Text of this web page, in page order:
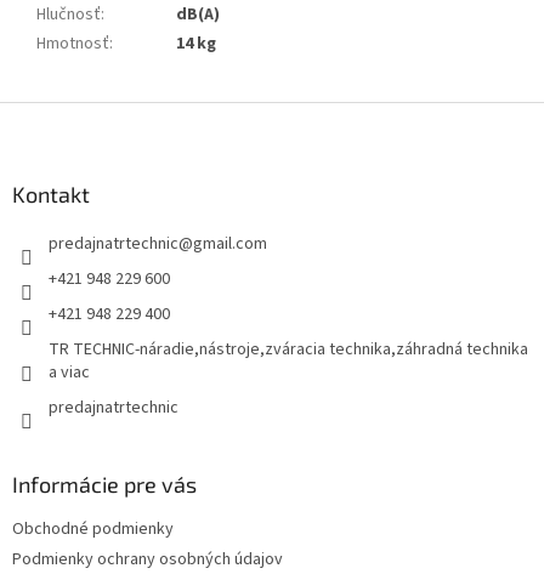
Hlučnosť:
dB(A)
Hmotnosť: 14 kg
Kontakt
predajnatrtechnic@gmail.com
+421 948 229 600
+421 948 229 400
TR TECHNIC-náradie,nástroje,zváracia technika,záhradná technika
a viac
predajnatrtechnic
Informácie pre vás
Obchodné podmienky
Podmienky ochrany osobných údajov